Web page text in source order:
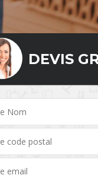
Création de murets et
murs 31
DEVIS